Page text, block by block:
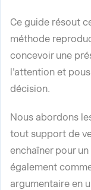
Ce guide résout
méthode
concevoir une
l'attention et
décision.
Nous abordons
tout support de
enchaîner pour
également
argumentaire en